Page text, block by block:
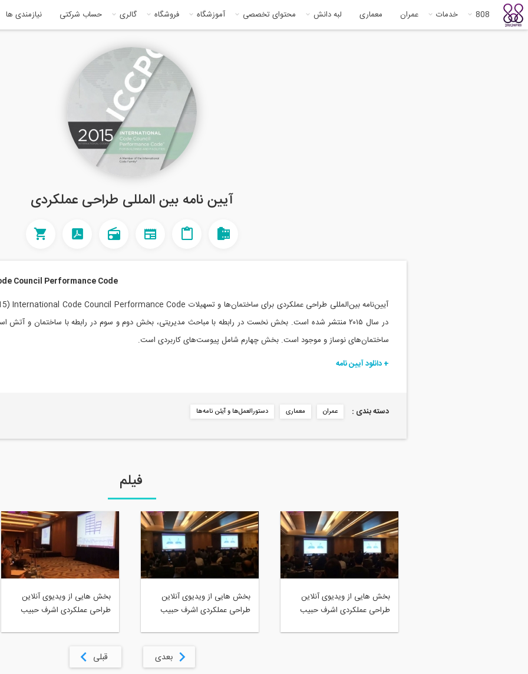
808 خدمات عمران معماری لبه دانش محتوای تخصصی آموزشگاه فروشگاه گالری حساب شرکتی نیازمندی ها
آیین نامه بین المللی طراحی عملکردی
Council Performance Code
در سال ۲۰۱۵ منتشر شده است. بخش نخست در رابطه با مباحث مدیریتی، بخش دوم و سوم در رابطه با ساختمان و
ساختمان‌های نوساز و موجود است. بخش چهارم شامل پیوست‌های کاربردی است.
+ دانلود آیین نامه
دسته بندی : عمران معماری دستورالعمل‌ها و آیئن نامه‌ها
فیلم
بخش هایی از ویدیوی آنلاین
طراحی عملکردی اشرف حبیب
بخش هایی از ویدیوی آنلاین
طراحی عملکردی اشرف حبیب
بخش هایی از ویدیوی آنلاین
طراحی عملکردی اشرف حبیب
بعدی قبلی